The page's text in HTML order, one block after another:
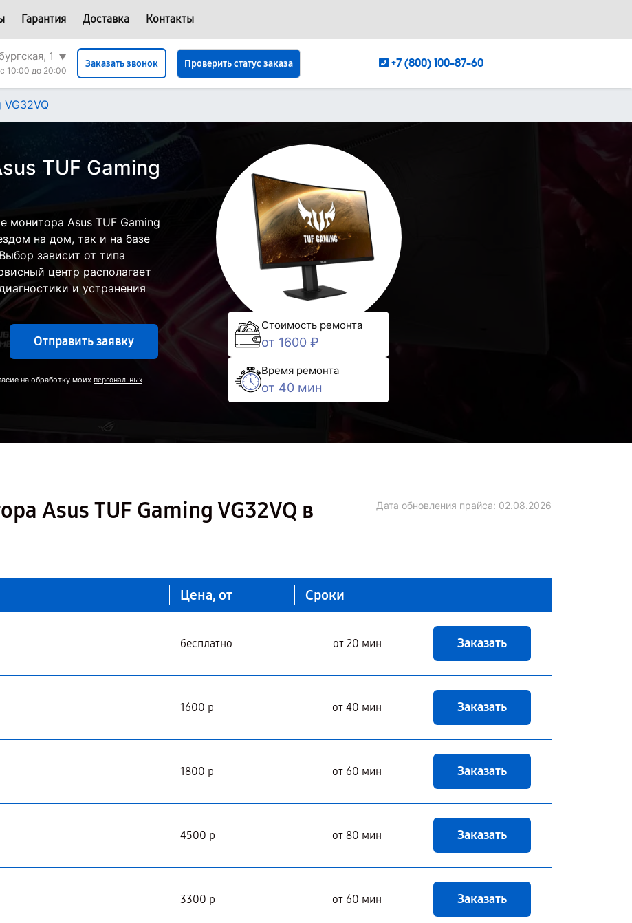
Гарантия Доставка Контакты
1
▼
10:00 до 20:00
Заказать звонок Проверить статус заказа +7 (800) 100-87-60
VG32VQ
TUF Gaming
монитора Asus TUF Gaming
на дом, так и на базе
зависит от типа
центр располагает
и устранения
Отправить заявку
на обработку моих персональных
Стоимость ремонта
от 1600 ₽
Время ремонта
от 40 мин
Asus TUF Gaming VG32VQ в
Дата обновления прайса: 02.08.2026
Цена, от Сроки
бесплатно от 20 мин Заказать
1600 р от 40 мин Заказать
1800 р от 60 мин Заказать
4500 р от 80 мин Заказать
3300 р от 60 мин Заказать